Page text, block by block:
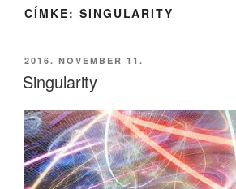
CÍMKE: SINGULARITY
BEKÜLDVE:
2016. NOVEMBER 11.
Singularity